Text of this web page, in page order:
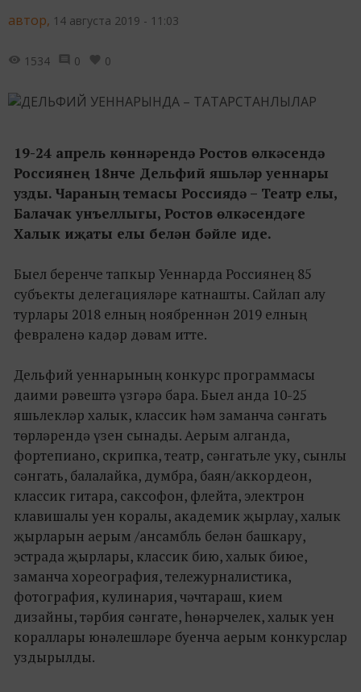
автор, 14 августа 2019 - 11:03
1534 0 0
19-24 апрель көннәрендә Ростов өлкәсендә
Россиянең 18нче Дельфий яшьләр уеннары
узды. Чараның темасы Россиядә – Театр елы,
Балачак унъеллыгы, Ростов өлкәсендәге
Халык иҗаты елы белән бәйле иде.
Быел беренче тапкыр Уеннарда Россиянең 85
субъекты делегацияләре катнашты. Сайлап алу
турлары 2018 елның ноябреннән 2019 елның
февраленә кадәр дәвам итте.
Дельфий уеннарының конкурс программасы
даими рәвештә үзгәрә бара. Быел анда 10-25
яшьлекләр халык, классик һәм заманча сәнгать
төрләрендә үзен сынады. Аерым алганда,
фортепиано, скрипка, театр, сәнгатьле уку, сынлы
сәнгать, балалайка, думбра, баян/аккордеон,
классик гитара, саксофон, флейта, электрон
клавишалы уен коралы, академик җырлау, халык
җырларын аерым /ансамбль белән башкару,
эстрада җырлары, классик бию, халык биюе,
заманча хореография, тележурналистика,
фотография, кулинария, чәчтараш, кием
дизайны, тәрбия сәнгате, һөнәрчелек, халык уен
кораллары юнәлешләре буенча аерым конкурслар
уздырылды.